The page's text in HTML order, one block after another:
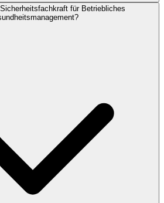
für Betriebliches
Gesundheitsmanagement?